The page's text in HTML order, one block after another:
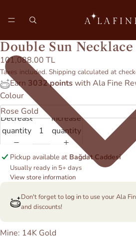
Double Sun Necklace
101,088.00 TL
Taxes included. Shipping calculated at
Earn 3032 pointswith Ala Fine
Colour
Decrease
quantity
Increase
quantity
Pickup available at Bağdat Caddesi
Usually ready in 5+ days
View store information
Don't forget to log into use your Ala
and discounts!
Mine: 14K Gold